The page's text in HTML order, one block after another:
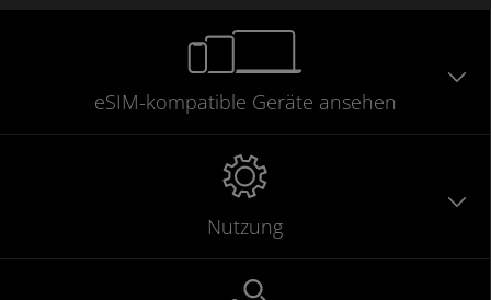
eSIM-kompatible Geräte ansehen
Nutzung